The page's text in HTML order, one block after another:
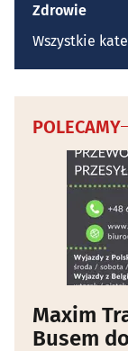
Zdrowie
Wszystkie
POLECAMY
Maxim
Busem